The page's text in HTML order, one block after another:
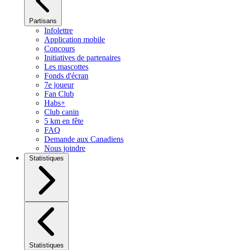
Partisans
Infolettre
Application mobile
Concours
Initiatives de partenaires
Les mascottes
Fonds d'écran
7e joueur
Fan Club
Habs+
Club canin
5 km en fête
FAQ
Demande aux Canadiens
Nous joindre
Statistiques
Statistiques